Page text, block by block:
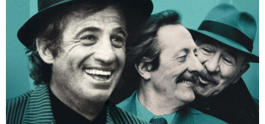
« Dr Wertham / L’homme qui étudia les tueurs en série » - Un Métier à Risque !
« Le Vent dand les Saules » - Une Belle Histoire !
Splatoon Raiders